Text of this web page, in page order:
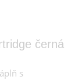
černá
s